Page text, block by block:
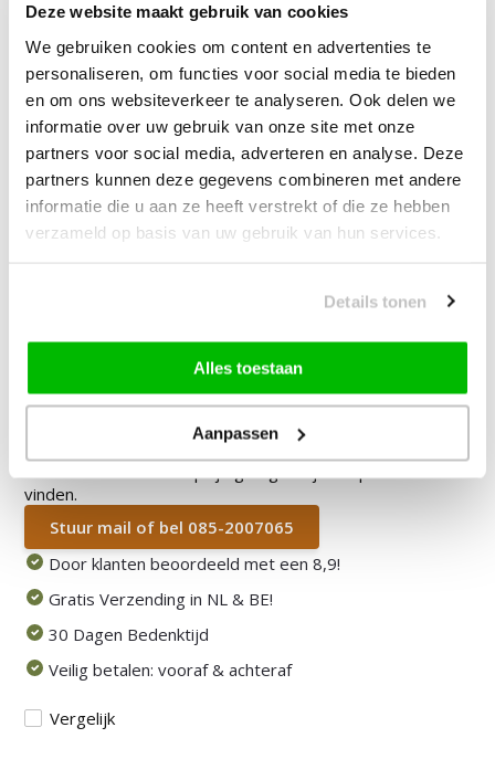
Deze website maakt gebruik van cookies
We gebruiken cookies om content en advertenties te
personaliseren, om functies voor social media te bieden
en om ons websiteverkeer te analyseren. Ook delen we
informatie over uw gebruik van onze site met onze
partners voor social media, adverteren en analyse. Deze
partners kunnen deze gegevens combineren met andere
informatie die u aan ze heeft verstrekt of die ze hebben
verzameld op basis van uw gebruik van hun services.
Details tonen
Alles toestaan
Aanpassen
vanaf 10% korting
Muratap Samba Fluffy Badmat
Wasbaar & Anti-slip Grijs
vanaf 19,9010% korting
Je bespaart 9,95
Vink producten om toe te voegen
Heb je een vraag over dit product?
vinden.
Stuur mail of bel 085-2007065
Door klanten beoordeeld met een 8,9!
Gratis Verzending in NL & BE!
30 Dagen Bedenktijd
Veilig betalen: vooraf & achteraf
Vergelijk